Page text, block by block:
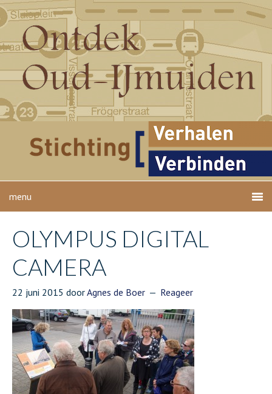
OLYMPUS DIGITAL
CAMERA
22 juni 2015 doorAgnes de Boer Reageer